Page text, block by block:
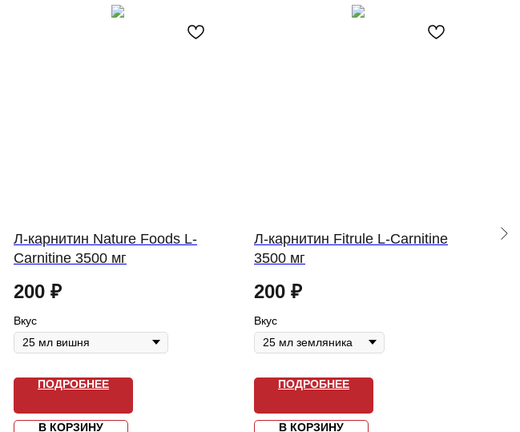
Л-карнитин Nature Foods L-
Carnitine 3500 мг
200 ₽
Вкус
ПОДРОБНЕЕ
В КОРЗИНУ
Л-карнитин Fitrule L-Carnitine
3500 мг
200 ₽
Вкус
ПОДРОБНЕЕ
В КОРЗИНУ
Л-